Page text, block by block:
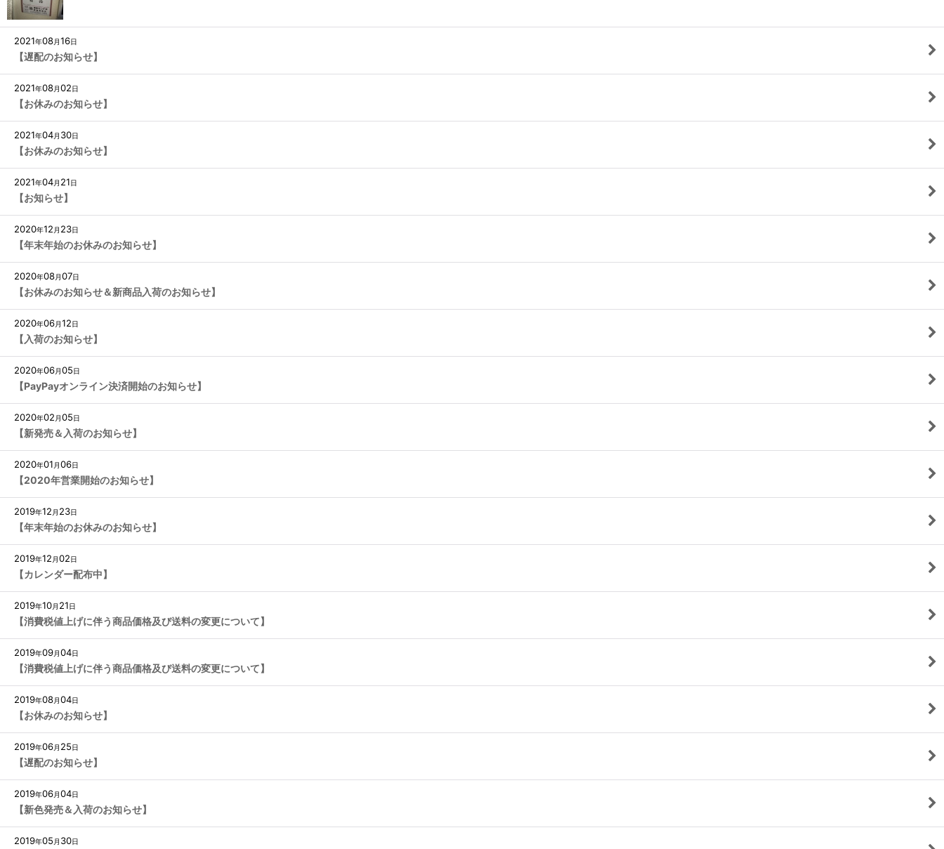
2021年08月16日
【遅配のお知らせ】
2021年08月02日
【お休みのお知らせ】
2021年04月 30日
【お休みのお知らせ】
2021年04月 21日
【お知らせ】
2020年12 月 23日
【年末年始のお休みのお知らせ】
2020年08月07日
【お休みのお知らせ＆新商品入荷のお知らせ】
2020年06月12日
【入荷のお知らせ】
2020年06月05日
【PayPayオンライン決済開始のお知らせ】
2020年02 月05日
【新発売＆入荷のお知らせ】
2020年01 月06日
【2020年営業開始のお知らせ】
2019年12 月 23日
【年末年始のお休みのお知らせ】
2019年12 月02日
【カレンダー配布中】
2019年10月 21日
【消費税値上げに伴う商品価格及び送料の変更について】
2019年09月04日
【消費税値上げに伴う商品価格及び送料の変更について】
2019年08月04日
【お休みのお知らせ】
2019年06月 25日
【遅配のお知らせ】
2019年06月04日
【新色発売＆入荷のお知らせ】
2019年05 月 30日